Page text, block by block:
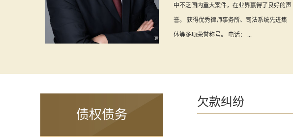
中不乏国内重大案件，在业界赢得了良好的声
誉。 获得优秀律师事务所、司法系统先进集
体等多项荣誉称号。 电话： ...
债权债务
欠款纠纷